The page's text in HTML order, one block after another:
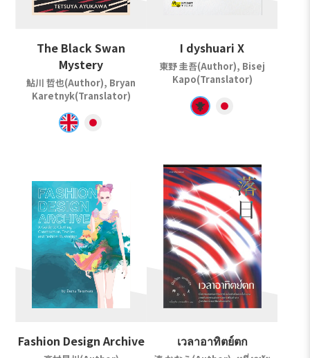
The Black Swan
Mystery
鮎川 哲也(Author), Bryan
Karetnyk(Translator)
I dyshuari X
東野 圭吾(Author), Bisej
Kapo(Translator)
Fashion Design Archive เวลาอาทิตย์ตก